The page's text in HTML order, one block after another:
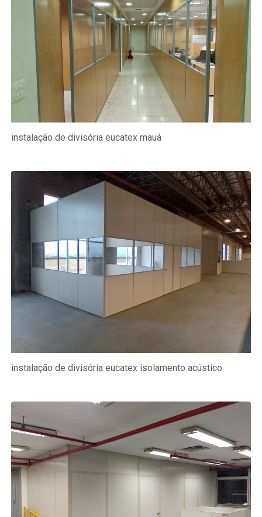
instalação de divisória eucatex mauá
instalação de divisória eucatex isolamento acústico